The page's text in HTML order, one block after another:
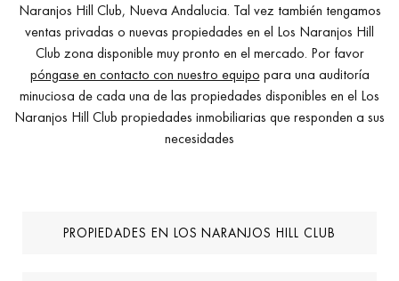
Naranjos Hill Club, Nueva Andalucia. Tal vez también tengamos
ventas privadas o nuevas propiedades en el Los Naranjos Hill
Club zona disponible muy pronto en el mercado. Por favor
póngase en contacto con nuestro equipo para una auditoría
minuciosa de cada una de las propiedades disponibles en el Los
Naranjos Hill Club propiedades inmobiliarias que responden a sus
necesidades
PROPIEDADES EN LOS NARANJOS HILL CLUB